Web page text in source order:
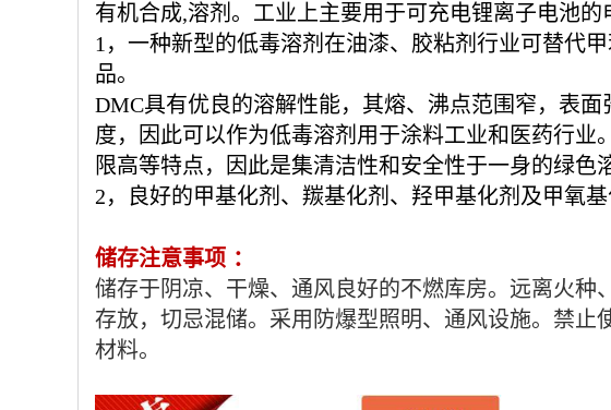
有机合成,溶剂。工业上主要用于可充电锂离子电池
1，一种新型的低毒溶剂在油漆、胶粘剂行业可替代
品。
DMC具有优良的溶解性能，其熔、沸点范围窄， 表面
度，因此可以作为低毒溶剂用于涂料工业和医药行业
限高等特点，因此是集清洁性和安全性于一身的绿色
2，良好的甲基化剂、羰基化剂、羟甲基化剂及甲氧
储存注意事项 ：
储存于阴凉、干燥、通风良好的不燃库房。远离火
存放，切忌混储。采用防爆型照明、通风设施。禁
材料。